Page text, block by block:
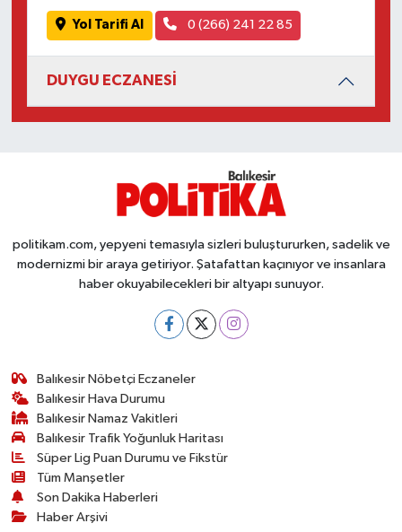
Yol Tarifi Al 0 (266) 241 22 85
DUYGU ECZANESİ
politikam.com, yepyeni temasıyla sizleri buluştururken, sadelik ve
modernizmi bir araya getiriyor. Şatafattan kaçınıyor ve insanlara
haber okuyabilecekleri bir altyapı sunuyor.
Balıkesir Nöbetçi Eczaneler
Balıkesir Hava Durumu
Balıkesir Namaz Vakitleri
Balıkesir Trafik Yoğunluk Haritası
Süper Lig Puan Durumu ve Fikstür
Tüm Manşetler
Son Dakika Haberleri
Haber Arşivi
Sındırgı
SPOR
TARİHTE BUGÜN
Trend
VİZYONDAKİLER
YAŞAM